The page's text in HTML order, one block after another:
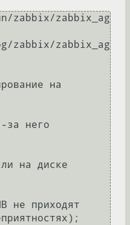
zabbix/zabbix_ag
zabbix/zabbix_ag
на
за него
на диске
не приходят